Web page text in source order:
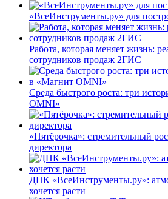
«ВсеИнструменты.ру» для
Работа, которая меняет жизнь:
сотрудников продаж 2ГИС
Среда быстрого роста: три
OMNI»
«Пятёрочка»: стремительный
директора
ДНК «ВсеИнструменты.ру»:
хочется расти